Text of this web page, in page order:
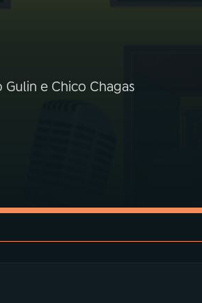
e Chico Chagas